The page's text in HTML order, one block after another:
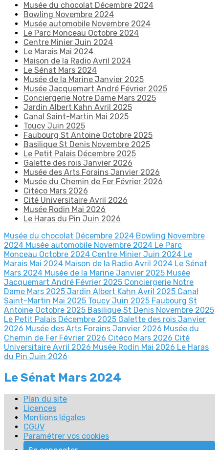
Musée du chocolat Décembre 2024
Bowling Novembre 2024
Musée automobile Novembre 2024
Le Parc Monceau Octobre 2024
Centre Minier Juin 2024
Le Marais Mai 2024
Maison de la Radio Avril 2024
Le Sénat Mars 2024
Musée de la Marine Janvier 2025
Musée Jacquemart André Février 2025
Conciergerie Notre Dame Mars 2025
Jardin Albert Kahn Avril 2025
Canal Saint-Martin Mai 2025
Toucy Juin 2025
Faubourg St Antoine Octobre 2025
Basilique St Denis Novembre 2025
Le Petit Palais Décembre 2025
Galette des rois Janvier 2026
Musée des Arts Forains Janvier 2026
Musée du Chemin de Fer Février 2026
Citéco Mars 2026
Cité Universitaire Avril 2026
Musée Rodin Mai 2026
Le Haras du Pin Juin 2026
Musée du chocolat Décembre 2024 Bowling Novembre
2024 Musée automobile Novembre 2024 Le Parc
Monceau Octobre 2024 Centre Minier Juin 2024 Le
Marais Mai 2024 Maison de la Radio Avril 2024 Le Sénat
Mars 2024 Musée de la Marine Janvier 2025 Musée
Jacquemart André Février 2025 Conciergerie Notre
Dame Mars 2025 Jardin Albert Kahn Avril 2025 Canal
Saint-Martin Mai 2025 Toucy Juin 2025 Faubourg St
Antoine Octobre 2025 Basilique St Denis Novembre 2025
Le Petit Palais Décembre 2025 Galette des rois Janvier
2026 Musée des Arts Forains Janvier 2026 Musée du
Chemin de Fer Février 2026 Citéco Mars 2026 Cité
Universitaire Avril 2026 Musée Rodin Mai 2026 Le Haras
du Pin Juin 2026
Le Sénat Mars 2024
Plan du site
Licences
Mentions légales
CGUV
Paramétrer vos cookies